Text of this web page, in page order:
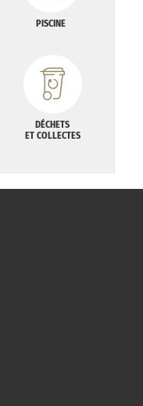
PISCINE
DÉCHETS
ET COLLECTES